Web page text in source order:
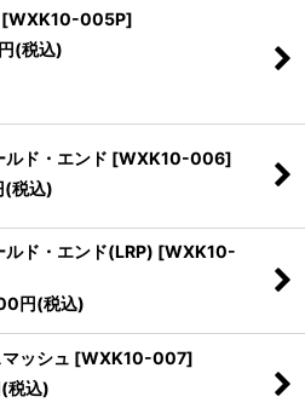
[WXK10-005P]
円(税込)
ルド・エンド [WXK10-006]
(税込)
ルド・エンド(LRP) [WXK10-
円(税込)
ッシュ [WXK10-007]
(税込)